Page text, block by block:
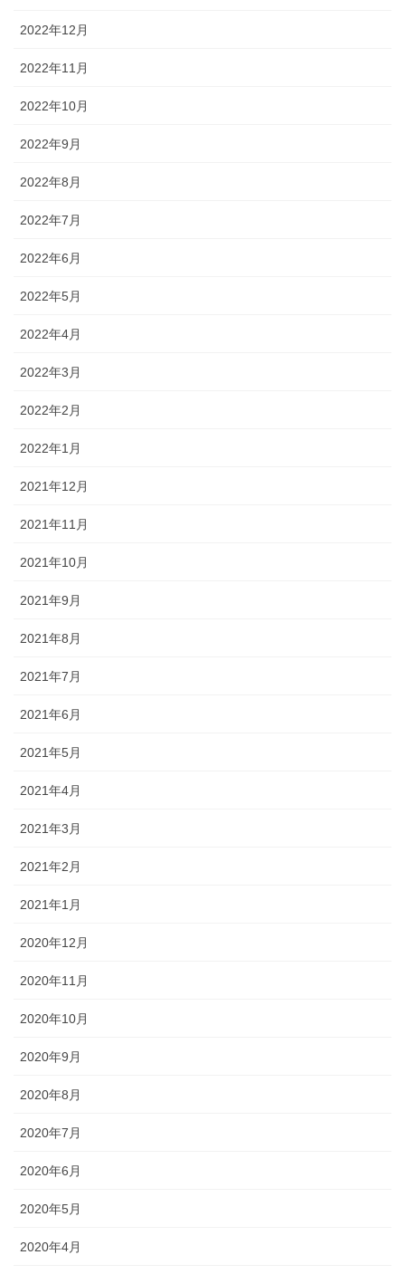
2022年12月
2022年11月
2022年10月
2022年9月
2022年8月
2022年7月
2022年6月
2022年5月
2022年4月
2022年3月
2022年2月
2022年1月
2021年12月
2021年11月
2021年10月
2021年9月
2021年8月
2021年7月
2021年6月
2021年5月
2021年4月
2021年3月
2021年2月
2021年1月
2020年12月
2020年11月
2020年10月
2020年9月
2020年8月
2020年7月
2020年6月
2020年5月
2020年4月